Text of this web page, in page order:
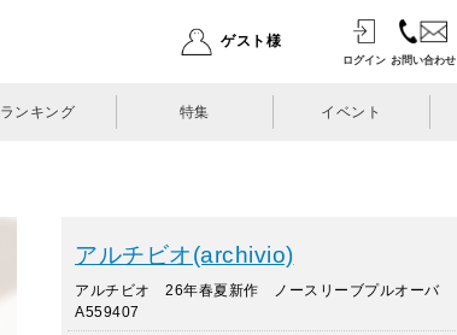
ゲスト様
ログイン お問い合わせ
ランキング 特集 イベント
アルチビオ(archivio)
アルチビオ 26年春夏新作 ノースリーブプルオーバ
A559407